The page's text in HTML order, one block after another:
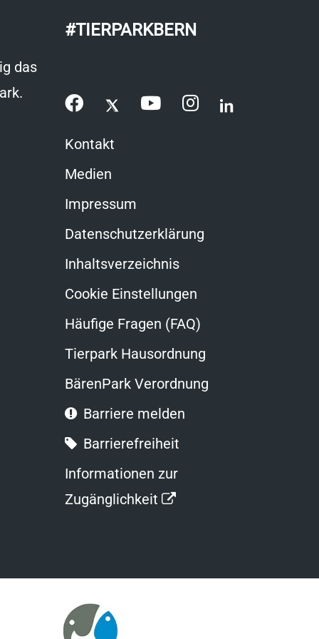
das
#TIERPARKBERN
Kontakt
Medien
Impressum
Datenschutzerklärung
Inhaltsverzeichnis
Cookie Einstellungen
Häufige Fragen (FAQ)
Tierpark Hausordnung
BärenPark Verordnung
Barriere melden
Barrierefreiheit
Informationen zur
Zugänglichkeit
Link
neuem